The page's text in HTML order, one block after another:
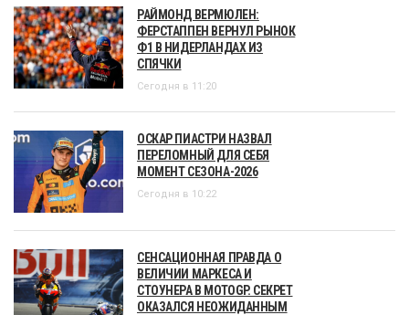
РАЙМОНД ВЕРМЮЛЕН:
ФЕРСТАППЕН ВЕРНУЛ РЫНОК
Ф1 В НИДЕРЛАНДАХ ИЗ
СПЯЧКИ
Сегодня в 11:20
ОСКАР ПИАСТРИ НАЗВАЛ
ПЕРЕЛОМНЫЙ ДЛЯ СЕБЯ
МОМЕНТ СЕЗОНА-2026
Сегодня в 10:22
СЕНСАЦИОННАЯ ПРАВДА О
ВЕЛИЧИИ МАРКЕСА И
СТОУНЕРА В MOTOGP. СЕКРЕТ
ОКАЗАЛСЯ НЕОЖИДАННЫМ